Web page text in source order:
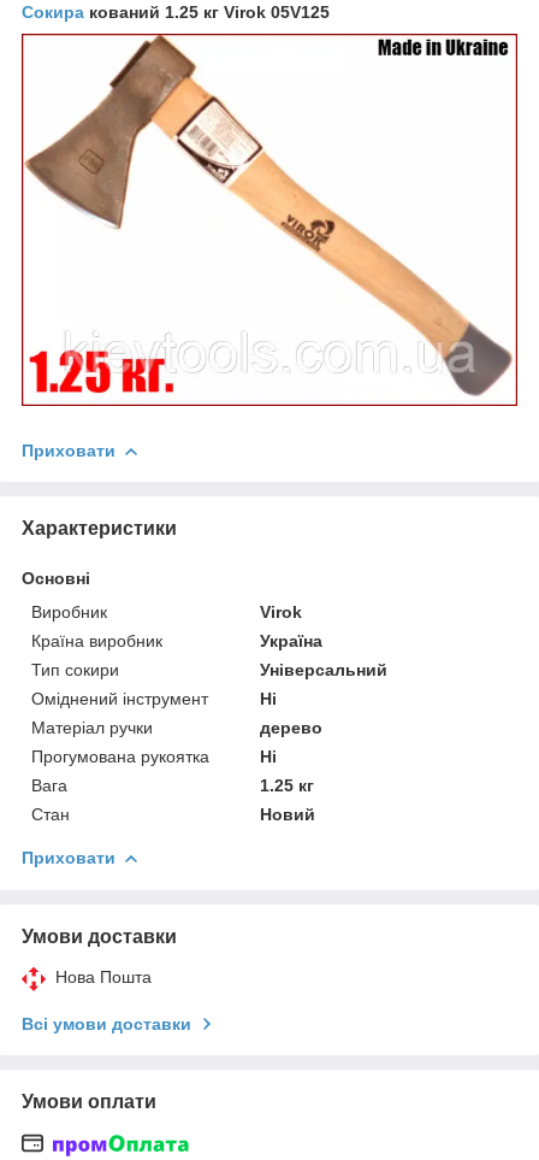
Сокира кований 1.25 кг Virok 05V125
Приховати
Характеристики
Основні
Виробник
Virok
Країна виробник
Україна
Тип сокири
Універсальний
Оміднений інструмент
Ні
Матеріал ручки
дерево
Прогумована рукоятка
Ні
Вага
1.25 кг
Стан
Новий
Приховати
Умови доставки
Нова Пошта
Всі умови доставки
Умови оплати